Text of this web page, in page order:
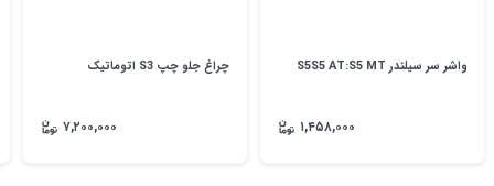
واشر سر سیلندر S5S5 AT:S5 MT
۱,۴۵۸,۰۰۰
چراغ جلو چپ S3 اتوماتیک
۷,۲۰۰,۰۰۰